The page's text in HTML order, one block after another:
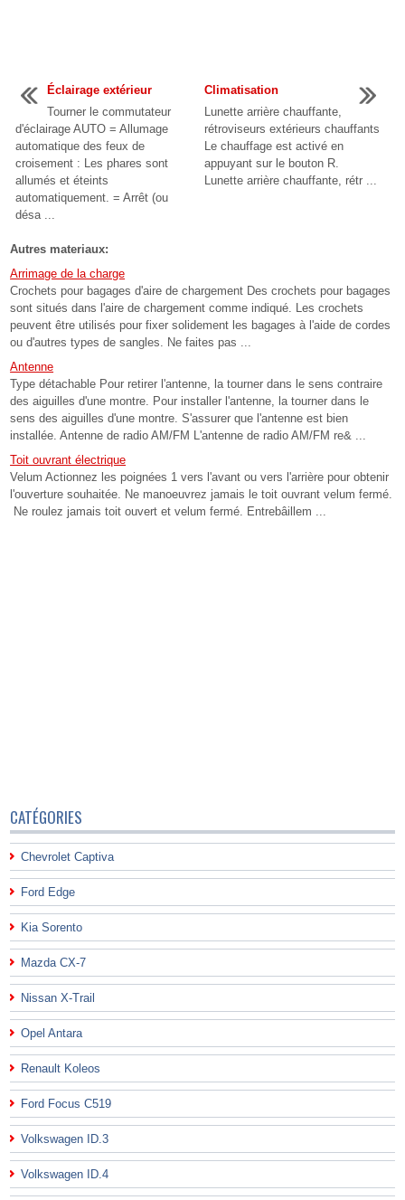
Éclairage extérieur
Tourner le commutateur
d'éclairage AUTO = Allumage
automatique des feux de
croisement : Les phares sont
allumés et éteints
automatiquement. = Arrêt (ou
désa ...
Climatisation
Lunette arrière chauffante,
rétroviseurs extérieurs chauffants
Le chauffage est activé en
appuyant sur le bouton R.
Lunette arrière chauffante, rétr ...
Autres materiaux:
Arrimage de la charge
Crochets pour bagages d'aire de chargement Des crochets pour bagages
sont situés dans l'aire de chargement comme indiqué. Les crochets
peuvent être utilisés pour fixer solidement les bagages à l'aide de cordes
ou d'autres types de sangles. Ne faites pas ...
Antenne
Type détachable Pour retirer l'antenne, la tourner dans le sens contraire
des aiguilles d'une montre. Pour installer l'antenne, la tourner dans le
sens des aiguilles d'une montre. S'assurer que l'antenne est bien
installée. Antenne de radio AM/FM L'antenne de radio AM/FM re& ...
Toit ouvrant électrique
Velum Actionnez les poignées 1 vers l'avant ou vers l'arrière pour obtenir
l'ouverture souhaitée. Ne manoeuvrez jamais le toit ouvrant velum fermé.
Ne roulez jamais toit ouvert et velum fermé. Entrebâillem ...
CATÉGORIES
Chevrolet Captiva
Ford Edge
Kia Sorento
Mazda CX-7
Nissan X-Trail
Opel Antara
Renault Koleos
Ford Focus C519
Volkswagen ID.3
Volkswagen ID.4